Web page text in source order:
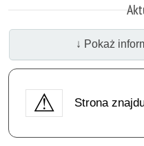
↓ Pokaż
Strona